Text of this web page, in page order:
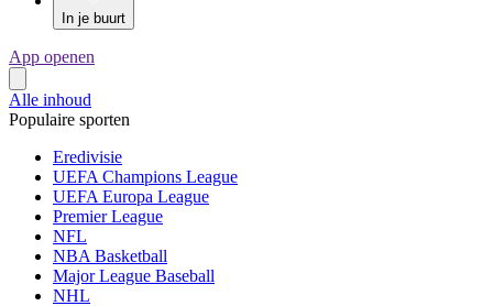
In je buurt
App openen
Alle inhoud
Populaire sporten
Eredivisie
UEFA Champions League
UEFA Europa League
Premier League
NFL
NBA Basketball
Major League Baseball
NHL